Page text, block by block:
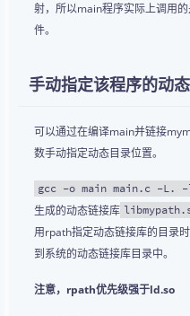
射，所以main程序实际上调用
件。
手动指定该程序的动
可以通过在编译main并链接
数手动指定动态目录位置。
gcc -o main main.c -L. -
生成的动态链接库
用rpath指定动态链接库的目录
到系统的动态链接库目录中。
注意，rpath优先级强于ld.so